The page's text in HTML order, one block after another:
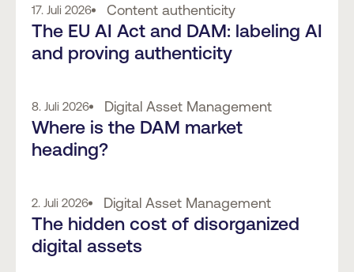
17. Juli 2026 Content authenticity
The EU AI Act and DAM: labeling AI
and proving authenticity
8. Juli 2026 Digital Asset Management
Where is the DAM market
heading?
2. Juli 2026 Digital Asset Management
The hidden cost of disorganized
digital assets